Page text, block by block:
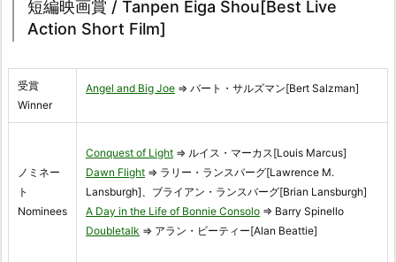
短編映画賞 / Tanpen Eiga Shou[Best Live
Action Short Film]
受賞
Winner
Angel and Big Joe ⇒ バート・サルズマン[Bert Salzman]
ノミネー
ト
Nominees
Conquest of Light ⇒ ルイス・マーカス[Louis Marcus]
Dawn Flight ⇒ ラリー・ランスバーグ[Lawrence M.
Lansburgh]、ブライアン・ランスバーグ[Brian Lansburgh]
A Day in the Life of Bonnie Consolo ⇒ Barry Spinello
Doubletalk ⇒ アラン・ビーティー[Alan Beattie]